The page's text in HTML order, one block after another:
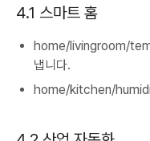
4.1 스마트 홈
home/livingroom/
냅니다.
home/kitchen/